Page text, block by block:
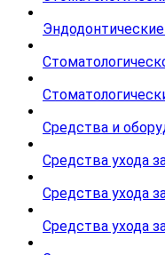
Средства и
Средства ухода
Средства ухода
Средства ухода